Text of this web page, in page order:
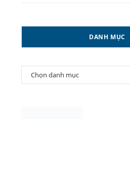
DANH MỤC
Danh
mục